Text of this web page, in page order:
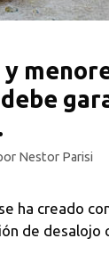
y
Nestor Parisi
ha creado
de desalojo